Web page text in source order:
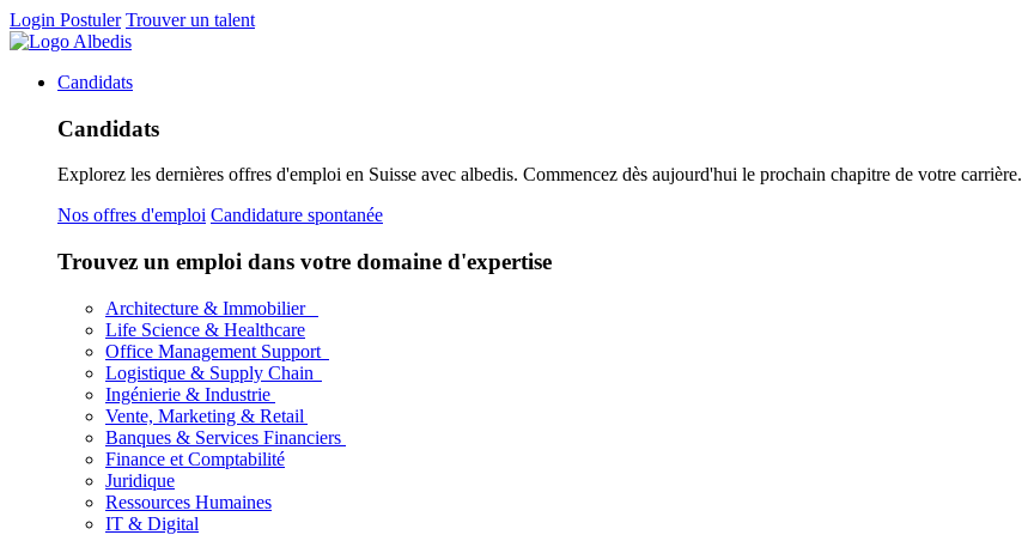
Login Postuler Trouver un talent
Candidats
Candidats
Explorez les dernières offres d'emploi en Suisse avec albedis. Commencez dès aujourd'hui le prochain chapitre de votre carrière.
Nos offres d'emploi Candidature spontanée
Trouvez un emploi dans votre domaine d'expertise
Architecture & Immobilier
Life Science & Healthcare
Office Management Support
Logistique & Supply Chain
Ingénierie & Industrie
Vente, Marketing & Retail
Banques & Services Financiers
Finance et Comptabilité
Juridique
Ressources Humaines
IT & Digital